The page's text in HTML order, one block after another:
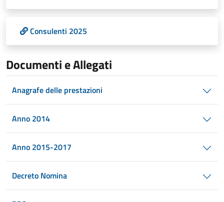
Consulenti 2025
Documenti e Allegati
Anagrafe delle prestazioni
Anno 2014
Anno 2015-2017
Decreto Nomina